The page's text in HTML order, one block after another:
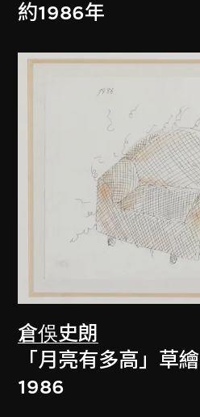
約1986年
倉俁史朗
「月亮有多高」草繪
1986